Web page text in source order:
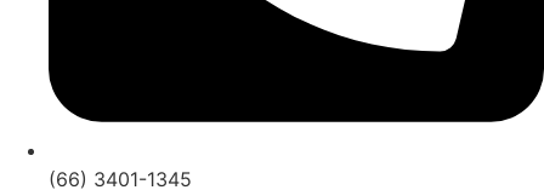
(66) 3401-1345